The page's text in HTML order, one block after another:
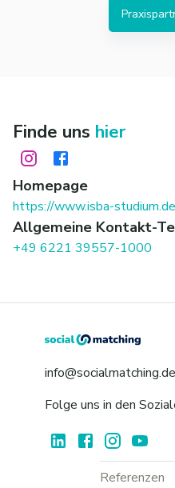
Finde uns hier
Homepage
https://www.isba-
Allgemeine Kontakt-
+49 6221 39557-1000
info@socialmatching.de
Folge uns in den
Referenzen